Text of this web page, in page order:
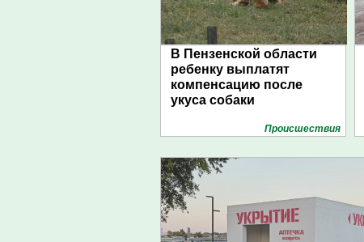
В Пензенской области
ребенку выплатят
компенсацию после
укуса собаки
Проиcшествия